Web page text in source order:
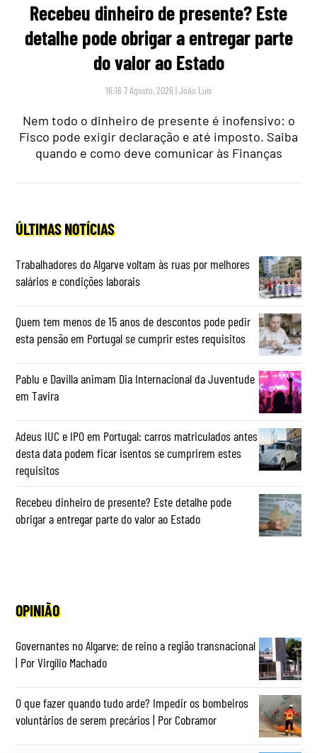
Recebeu dinheiro de presente? Este
detalhe pode obrigar a entregar parte
do valor ao Estado
16:16 7 Agosto, 2026 |João Luís
Nem todo o dinheiro de presente é inofensivo: o
Fisco pode exigir declaração e até imposto. Saiba
quando e como deve comunicar às Finanças
ÚLTIMAS NOTÍCIAS
Trabalhadores do Algarve voltam às ruas por melhores
salários e condições laborais
Quem tem menos de 15 anos de descontos pode pedir
esta pensão em Portugal se cumprir estes requisitos
Pablu e Davilla animam Dia Internacional da Juventude
em Tavira
Adeus IUC e IPO em Portugal: carros matriculados antes
desta data podem ficar isentos se cumprirem estes
requisitos
Recebeu dinheiro de presente? Este detalhe pode
obrigar a entregar parte do valor ao Estado
OPINIÃO
Governantes no Algarve: de reino a região transnacional
| Por Virgílio Machado
O que fazer quando tudo arde? Impedir os bombeiros
voluntários de serem precários | Por Cobramor